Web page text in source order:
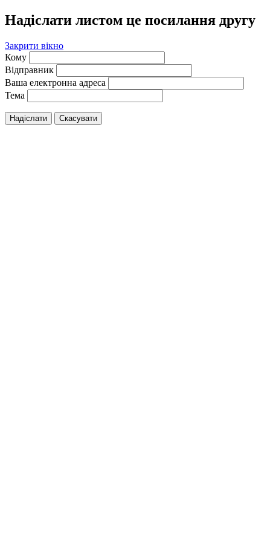
Надіслати листом це посилання другу
Закрити вікно
Кому
Відправник
Ваша електронна адреса
Тема
Надіслати Скасувати